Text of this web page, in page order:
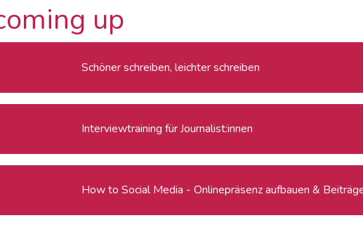
up
Schöner schreiben, leichter schreiben
Interviewtraining für Journalist:innen
How to Social Media - Onlinepräsenz aufbauen &